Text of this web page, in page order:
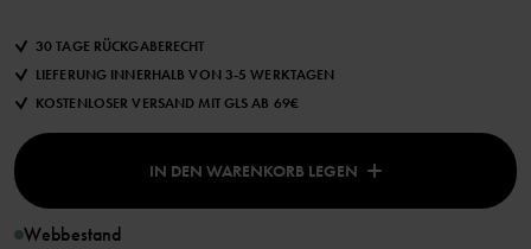
30 TAGE RÜCKGABERECHT
LIEFERUNG INNERHALB VON 3-5 WERKTAGEN
KOSTENLOSER VERSAND MIT GLS AB 69€
IN DEN WARENKORB LEGEN
Webbestand